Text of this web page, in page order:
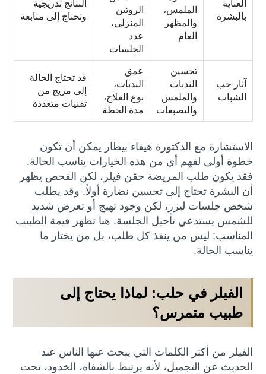
العناية
بالبشرة
الملمس،
والمظهر
العام
الروتين
المنزلي،
عدد
الجلسات
النتائج تدريجية
وتحتاج إلى متابعة
آثار حب
الشباب
تحسين
الندبات
والملمس
والتصبغات
عمق
الندبات،
نوع العلاج،
مدة الخطة
قد تحتاج الحالة
إلى مزيج من
تقنيات متعددة
الاستشارة مع الدكتورة هيفاء بيطار يمكن أن تكون
خطوة أولى لفهم أي من هذه الخيارات يناسب الحالة.
فقد يكون طلب المريضة حقن فيلر، لكن الفحص يظهر
أن البشرة تحتاج إلى تحسين نضارة أولاً. وقد يطلب
شخص جلسات ليزر، لكن وجود تهيج أو تعرض شديد
للشمس يستدعي تأجيل الجلسة. هنا تظهر قيمة الطبيب
المناسب: ليس من ينفذ كل طلب، بل من يختار ما
يناسب الحالة.
الفيلر في حلب: لماذا يحتاج إلى
طبيب متمرس؟
الفيلر من أكثر الكلمات التي يبحث عنها الناس عند
الحديث عن التجميل، لأنه يرتبط بالشفاه، الخدود، تحت